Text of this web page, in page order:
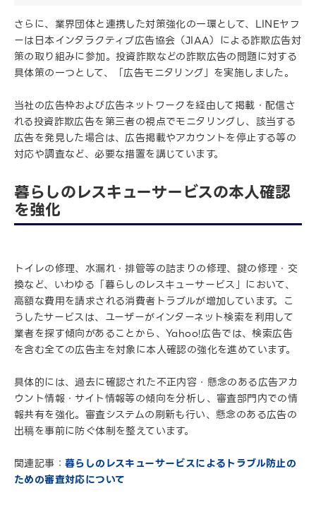
さらに、業界団体と連携した対策強化の一環として、LINEヤフ
ーは日本インタラクティブ広告協会（JIAA）による詐欺広告対
策の取り組みに参加。投資詐欺などの詐欺広告の問題に対する
具体策の一つとして、「広告モニタリング」を実施しました。
当社の広告枠および広告ネットワークを経由して掲載・配信さ
れる投資詐欺広告を第三者の視点でモニタリングし、該当する
広告を発見した場合は、広告掲載やアカウントを停止する等の
対応や調査など、必要な措置を講じています。
暮らしのレスキューサービスの本人確認
を強化
トイレの修理、水漏れ・排管等の詰まりの修理、鍵の修理・交
換など、いわゆる「暮らしのレスキューサービス」において、
高額な費用を請求される消費者トラブルが増加しています。こ
うしたサービスは、ユーザーがインターネット検索を利用して
業者を探す傾向があることから、Yahoo!広告では、検索広告
を含む全ての広告主を対象に本人確認の強化を進めています。
具体的には、過去に確認された不正内容・懸念のある広告アカ
ウント情報・サイト情報等の傾向を分析し、審査部門内での情
報共有を強化。審査システムの刷新も行い、懸念のある広告の
出稿を事前に防ぐ体制を整えています。
関連記事： 暮らしのレスキューサービスによるトラブル防止の
ための審査対応について